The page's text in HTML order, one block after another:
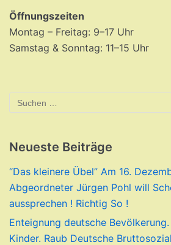
Öffnungszeiten
Montag – Freitag: 9–17 Uhr
Samstag & Sonntag: 11–15 Uhr
Neueste Beiträge
“Das kleinere Übel” Am 16.
Abgeordneter Jürgen Pohl will
aussprechen ! Richtig So !
Enteignung deutsche
Kinder. Raub Deutsche